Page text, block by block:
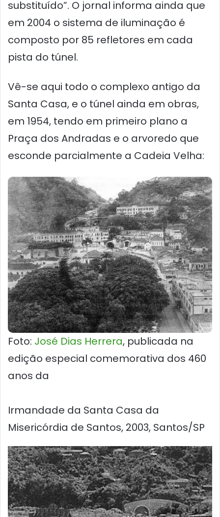
substituído”. O jornal informa ainda que
em 2004 o sistema de iluminação é
composto por 85 refletores em cada
pista do túnel.
Vê-se aqui todo o complexo antigo da
Santa Casa, e o túnel ainda em obras,
em 1954, tendo em primeiro plano a
Praça dos Andradas e o arvoredo que
esconde parcialmente a Cadeia Velha:
Foto: José Dias Herrera, publicada na
edição especial comemorativa dos 460
anos da
Irmandade da Santa Casa da
Misericórdia de Santos, 2003, Santos/SP